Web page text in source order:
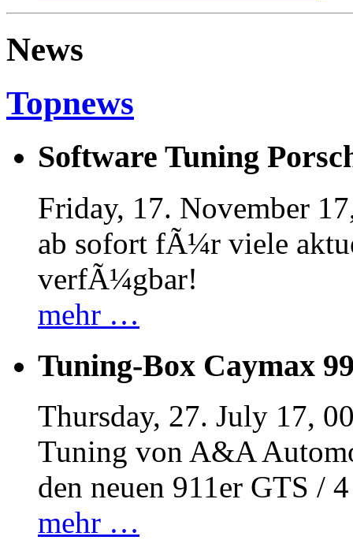
News
Topnews
Software Tuning
Friday, 17. November
ab sofort fÃ¼r viele
verfÃ¼gbar!
mehr …
Tuning-Box Caymax
Thursday, 27. July 17,
Tuning von A&A
den neuen 911er GTS /
mehr …